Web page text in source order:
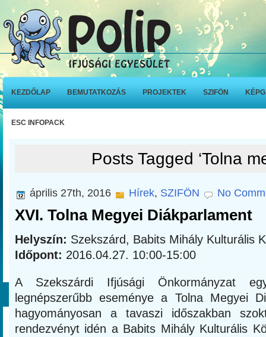
KEZDŐLAP BEMUTATKOZÁS PROJEKTEK SZIFÖN
ESC INFOPACK
Posts Tagged ‘Tolna
április 27th, 2016 Hírek, SZIFÖN No
XVI. Tolna Megyei Diákparlament
Helyszín: Szekszárd, Babits Mihály Kulturális
Időpont: 2016.04.27. 10:00-15:00
A Szekszárdi Ifjúsági Önkormányzat
legnépszerűbb eseménye a Tolna Megyei
hagyományosan a tavaszi időszakban
rendezvényt idén a Babits Mihály Kulturális